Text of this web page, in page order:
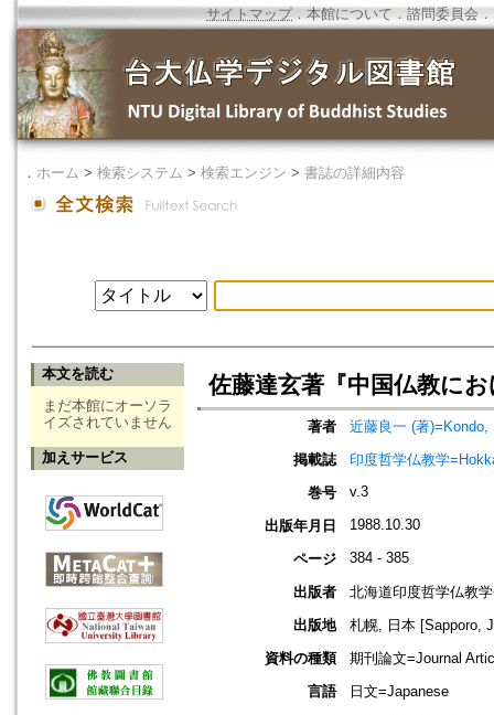
サイトマップ．本館について ． 諮問委員会 ．
． ホーム > 検索システム > 検索エンジン > 書誌の詳細内容
本文を読む
まだ本館にオーソラ
イズされていません
加えサービス
佐藤達玄著『中国仏教に
著者
近藤良一 (著)=Kondo,
掲載誌
印度哲学仏教学
巻号
v.3
出版年月日 1988.10.30
ページ 384 - 385
出版者
北海道印度哲学仏教
出版地
札幌, 日本 [Sapporo,
資料の種類
期刊論文=Journal
言語
日文=Japanese